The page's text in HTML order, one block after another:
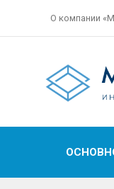
О компании